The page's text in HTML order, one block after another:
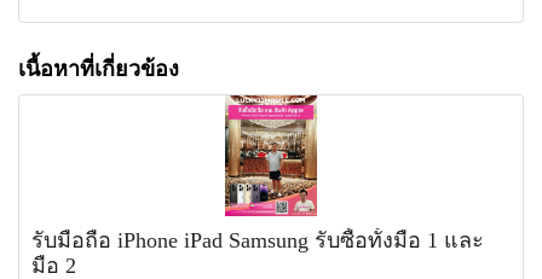
เนื้อหาที่เกี่ยวข้อง
รับมือถือ iPhone iPad Samsung รับซื้อทั้งมือ 1 และ
มือ 2